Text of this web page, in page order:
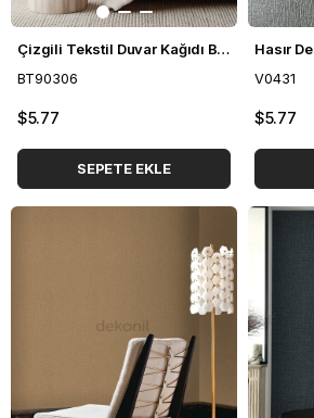
Çizgili Tekstil Duvar Kağıdı BT90306
BT90306
$5.77
SEPETE EKLE
V0431
$5.77